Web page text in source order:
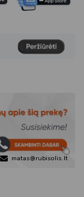
matas@rubisolis.lt